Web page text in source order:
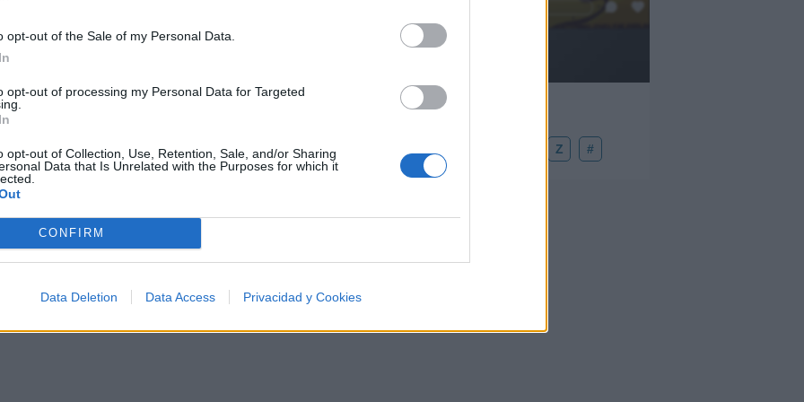
opt-out of the Sale of my Personal Data.
opt-out of processing my Personal Data for Targeted
opt-out of Collection, Use, Retention, Sale, and/or Sharing
Data that Is Unrelated with the Purposes for which it
CONFIRM
Data Deletion Data Access Privacidad y Cookies
al firmamento y siente la gravedad cero. 💾 ¡Guarda
esta colección para tu próxima noche estrellada!
I J K L M N O P Q R S Z #